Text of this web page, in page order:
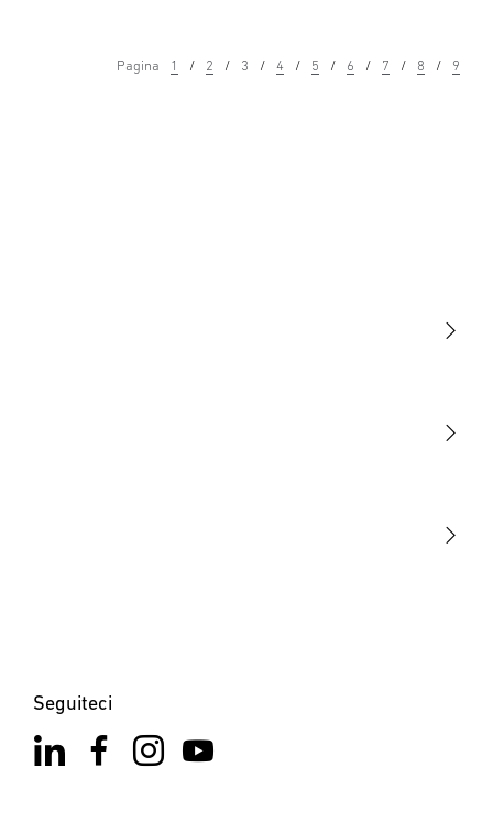
Pagina 1 2 3 4 5 6 7 8 9
Seguiteci